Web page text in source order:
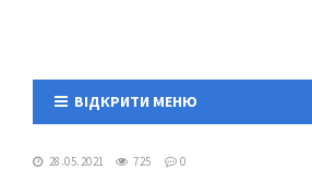
ВІДКРИТИ МЕНЮ
28.05.2021 725
0